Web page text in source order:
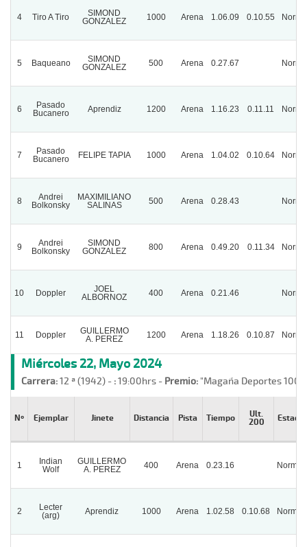
4 Tiro A Tiro
SIMOND
GONZALEZ
1000 Arena 1.06.09 0.10.55
5 Baqueano
SIMOND
GONZALEZ
500 Arena 0.27.67
6
Pasado
Bucanero
Aprendiz 1200 Arena 1.16.23 0.11.11
7
Pasado
Bucanero
FELIPE TAPIA 1000 Arena 1.04.02 0.10.64
8
Andrei
Bolkonsky
MAXIMILIANO
SALINAS
500 Arena 0.28.43
9
Andrei
Bolkonsky
SIMOND
GONZALEZ
800 Arena 0.49.20 0.11.34
10 Doppler
JOEL
ALBORNOZ
400 Arena 0.21.46
11 Doppler
GUILLERMO
A. PEREZ
1200 Arena 1.18.26 0.10.87
Miércoles 22, Mayo 2024
Carrera:12 ª (1942) - :19:00hrs - Premio: "Magaña Deportes 100
Nº Ejemplar Jinete Distancia Pista Tiempo
Ult.
200
Estado
1
Indian
Wolf
GUILLERMO
A. PEREZ
400 Arena 0.23.16 Normal
2
Lecter
(arg)
Aprendiz 1000 Arena 1.02.58 0.10.68 Normal